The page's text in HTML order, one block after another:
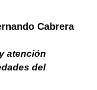
Cabrera
atención
del